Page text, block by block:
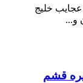
خلیج
و...
قشم